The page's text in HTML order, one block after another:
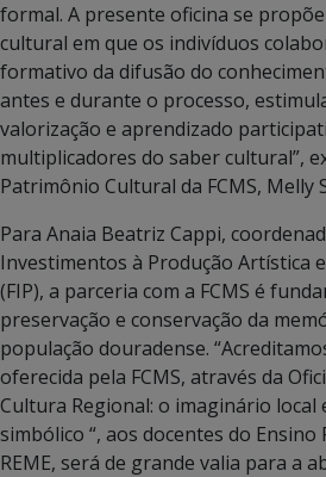
formal. A presente oficina se
cultural em que os indivíduos
formativo da difusão do
antes e durante o processo,
valorização e aprendizado
multiplicadores do saber cultural”,
Patrimônio Cultural da FCMS, Melly
Para Anaia Beatriz Cappi,
Investimentos à Produção Artística
(FIP), a parceria com a FCMS é
preservação e conservação da
população douradense.
oferecida pela FCMS, através da
Cultura Regional: o imaginário local
simbólico “, aos docentes do Ensino
REME, será de grande valia para a